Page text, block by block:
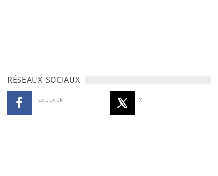
RÉSEAUX SOCIAUX
Facebook X